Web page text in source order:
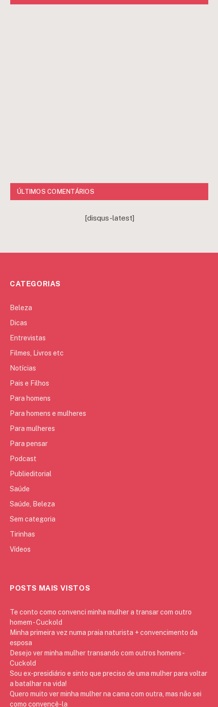
ÚLTIMOS COMENTÁRIOS
[disqus-latest]
CATEGORIAS
Beleza
Dicas
Entrevistas
Filmes, Livros etc
Notícias
Pais e Filhos
Para homens
Para homens e mulheres
Para mulheres
Para pensar
Podcast
Publieditorial
Saúde
Saúde, Beleza
Sem categoria
Tirinhas
Vídeos
POSTS MAIS VISTOS
Te conto como convenci minha mulher a transar com outro
homem - Cuckold
Minha primeira vez numa praia naturista + convencimento da
esposa
Desejo ver minha mulher transando com outros homens -
Cuckold
Sou ex-presidiário e sinto que preciso de uma mulher para voltar
a batalhar na vida!
Quero muito ver minha mulher na cama com outra, mas não sei
como convencê-la